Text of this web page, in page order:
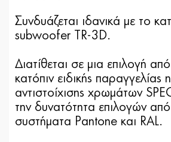
Συνδυάζεται ιδανικά με το
subwoofer TR-3D.
Διατίθεται σε μια επιλογή
κατόπιν ειδικής παραγγελίας
αντιστοίχισης χρωμάτων
την δυνατότητα επιλογών
συστήματα Pantone και RAL.